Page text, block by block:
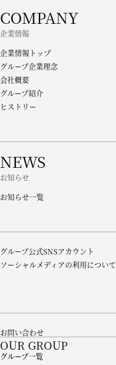
COMPANY
企業情報
企業情報トップ
グループ企業理念
会社概要
グループ紹介
ヒストリー
NEWS
お知らせ
お知らせ一覧
グループ公式SNSアカウント
ソーシャルメディアの利用について
お問い合わせ
OUR GROUP
グループ一覧